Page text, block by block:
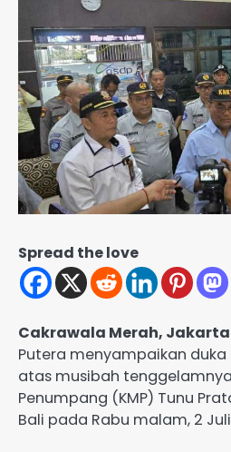
Spread the love
Cakrawala Merah, Jakarta
Putera menyampaikan
atas musibah
Penumpang (KMP) Tunu
Bali pada Rabu malam, 2